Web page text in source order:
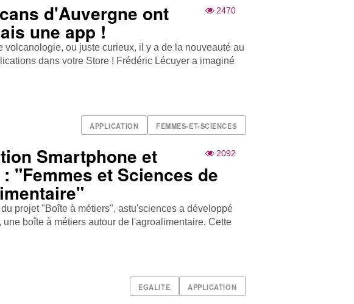
2470
d'Auvergne ont
une app !
volcanologie, ou juste curieux, il y a de la nouveauté au
dans votre Store ! Frédéric Lécuyer a imaginé
APPLICATION FEMMES-ET-SCIENCES
2092
Smartphone et
"Femmes et Sciences de
projet "Boîte à métiers", astu'sciences a développé
une boîte à métiers autour de l'agroalimentaire. Cette
EGALITE APPLICATION